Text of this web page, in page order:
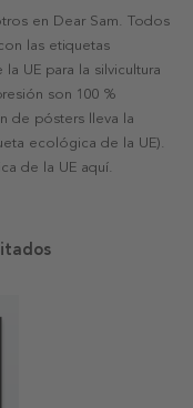
en Dear Sam. Todos
las etiquetas
UE para la silvicultura
son 100 %
de pósters lleva la
ecológica de la UE).
de la UE aquí.